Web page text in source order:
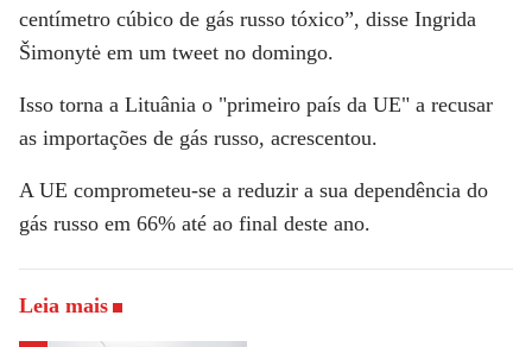
centímetro cúbico de gás russo tóxico”, disse Ingrida
Šimonytė em um tweet no domingo.
Isso torna a Lituânia o "primeiro país da UE" a recusar
as importações de gás russo, acrescentou.
A UE comprometeu-se a reduzir a sua dependência do
gás russo em 66% até ao final deste ano.
Leia mais